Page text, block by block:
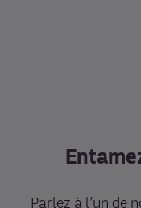
Parlez à l’un de